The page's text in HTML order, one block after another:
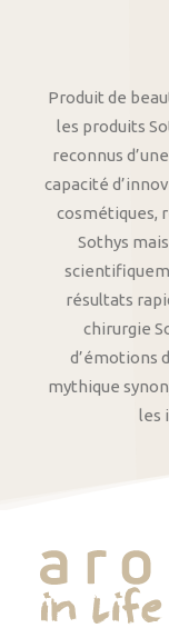
Produit de
les produits
reconnus
capacité
cosmétiques,
Sothys
résultats
chirurgie
d’émotions
mythique
les